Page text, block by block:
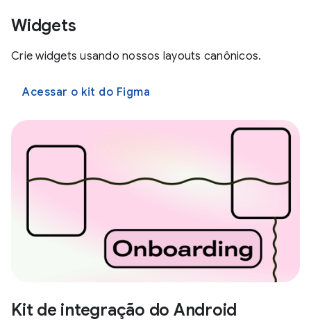
Widgets
Crie widgets usando nossos layouts canônicos.
Acessar o kit do Figma
Kit de integração do Android